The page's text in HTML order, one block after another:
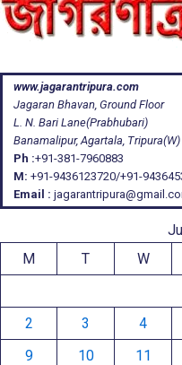
www.jagarantripura.com
Jagaran Bhavan, Ground Floor
L. N. Bari Lane(Prabhubari)
Banamalipur, Agartala, Tripura(W)
Ph :+91-381-7960883
M: +91-9436123720/+91-
Email :
M
T W
2
3 4
9
10 11